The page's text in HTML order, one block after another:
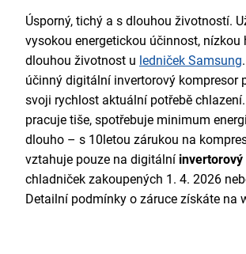
Úsporný, tichý a s dlouhou životností.
vysokou energetickou účinnost, nízkou
dlouhou životnost u ledniček Samsung
účinný digitální invertorový kompresor
svoji rychlost aktuální potřebě
pracuje tiše, spotřebuje minimum
dlouho – s 10letou zárukou na
vztahuje pouze na digitální
chladniček zakoupených 1. 4. 2026
Detailní podmínky o záruce získáte na